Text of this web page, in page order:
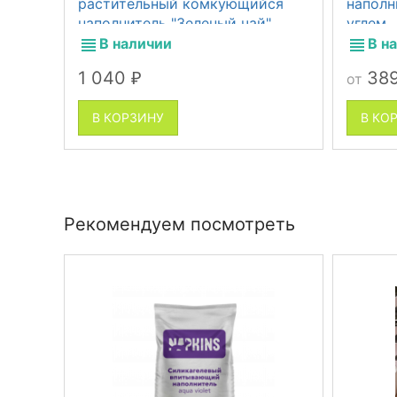
наполнитель "Зеленый чай",
100% Натуральный, без пыли
В наличии
1 040 ₽
В КОРЗИНУ
углем
В
от
В
Рекомендуем посмотреть